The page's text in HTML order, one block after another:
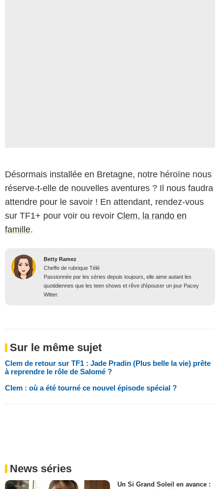
Désormais installée en Bretagne, notre héroïne nous
réserve-t-elle de nouvelles aventures ? Il nous faudra
attendre pour le savoir ! En attendant, rendez-vous
sur TF1+ pour voir ou revoir Clem, la rando en
famille.
Betty Ramez
Cheffe de rubrique Télé
Passionnée par les séries depuis toujours, elle aime autant les
quotidiennes que les teen shows et rêve d'épouser un jour Pacey
Witter.
Sur le même sujet
Clem de retour sur TF1 : Jade Pradin (Plus belle la vie) prête
à reprendre le rôle de Salomé ?
Clem : où a été tourné ce nouvel épisode spécial ?
News séries
Un Si Grand Soleil en avance :